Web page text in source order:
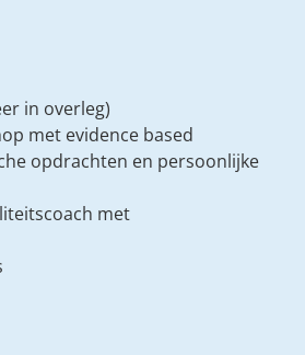
in overleg)
met evidence based
opdrachten en persoonlijke
met